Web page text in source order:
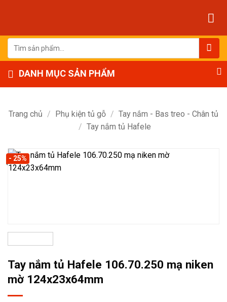
dung
Tìm
kiếm:
DANH MỤC SẢN PHẨM
Trang chủ / Phụ kiện tủ gỗ / Tay nắm - Bas treo - Chân tủ
/ Tay nắm tủ Hafele
- 25%
Tay nắm tủ Hafele 106.70.250 mạ niken
mờ 124x23x64mm